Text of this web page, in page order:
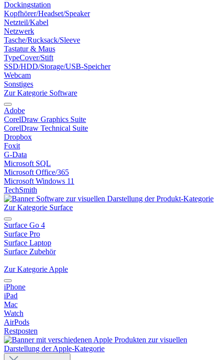
Dockingstation
Kopfhörer/Headset/Speaker
Netzteil/Kabel
Netzwerk
Tasche/Rucksack/Sleeve
Tastatur & Maus
TypeCover/Stift
SSD/HDD/Storage/USB-Speicher
Webcam
Sonstiges
Zur Kategorie Software
Adobe
CorelDraw Graphics Suite
CorelDraw Technical Suite
Dropbox
Foxit
G-Data
Microsoft SQL
Microsoft Office/365
Microsoft Windows 11
TechSmith
Zur Kategorie Surface
Surface Go 4
Surface Pro
Surface Laptop
Surface Zubehör
Zur Kategorie Apple
iPhone
iPad
Mac
Watch
AirPods
Restposten